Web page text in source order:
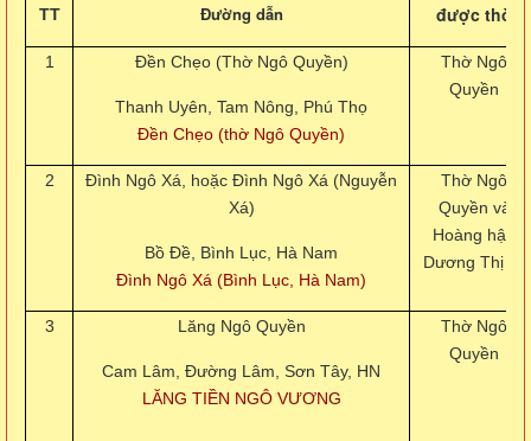
TT Đường dẫn
được thờ
1 Đền Chẹo (Thờ Ngô Quyền)
Thanh Uyên, Tam Nông, Phú Thọ
Đền Chẹo (thờ Ngô Quyền)
Thờ Ngô
Quyền
2
Đình Ngô Xá, hoặc Đình Ngô Xá (Nguyễn
Xá)
Bồ Đề, Bình Lục, Hà Nam
Đình Ngô Xá (Bình Lục, Hà Nam)
Thờ Ngô
Quyền và
Hoàng hậu
Dương Thị Vy
3 Lăng Ngô Quyền
Cam Lâm, Đường Lâm, Sơn Tây, HN
LĂNG TIỀN NGÔ VƯƠNG
Thờ Ngô
Quyền